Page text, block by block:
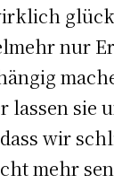
nur
lassen sie
wir
mehr